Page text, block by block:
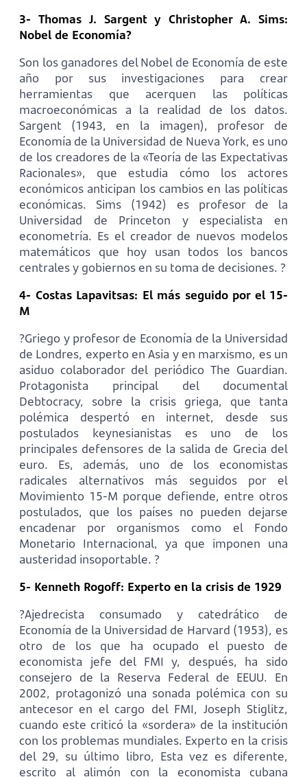
3- Thomas J. Sargent y Christopher A. Sims:
Nobel de Economía?
Son los ganadores del Nobel de Economía de este
año por sus investigaciones para crear
herramientas que acerquen las políticas
macroeconómicas a la realidad de los datos.
Sargent (1943, en la imagen), profesor de
Economía de la Universidad de Nueva York, es uno
de los creadores de la «Teoría de las Expectativas
Racionales», que estudia cómo los actores
económicos anticipan los cambios en las políticas
económicas. Sims (1942) es profesor de la
Universidad de Princeton y especialista en
econometría. Es el creador de nuevos modelos
matemáticos que hoy usan todos los bancos
centrales y gobiernos en su toma de decisiones. ?
4- Costas Lapavitsas: El más seguido por el 15-
M
?Griego y profesor de Economía de la Universidad
de Londres, experto en Asia y en marxismo, es un
asiduo colaborador del periódico The Guardian.
Protagonista principal del documental
Debtocracy, sobre la crisis griega, que tanta
polémica despertó en internet, desde sus
postulados keynesianistas es uno de los
principales defensores de la salida de Grecia del
euro. Es, además, uno de los economistas
radicales alternativos más seguidos por el
Movimiento 15-M porque defiende, entre otros
postulados, que los países no pueden dejarse
encadenar por organismos como el Fondo
Monetario Internacional, ya que imponen una
austeridad insoportable. ?
5- Kenneth Rogoff: Experto en la crisis de 1929
?Ajedrecista consumado y catedrático de
Economía de la Universidad de Harvard (1953), es
otro de los que ha ocupado el puesto de
economista jefe del FMI y, después, ha sido
consejero de la Reserva Federal de EEUU. En
2002, protagonizó una sonada polémica con su
antecesor en el cargo del FMI, Joseph Stiglitz,
cuando este criticó la «sordera» de la institución
con los problemas mundiales. Experto en la crisis
del 29, su último libro, Esta vez es diferente,
escrito al alimón con la economista cubana